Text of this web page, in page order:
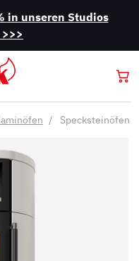
in unseren Studios
Specksteinöfen